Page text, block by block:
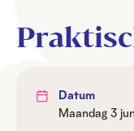
Datum
maandag 3